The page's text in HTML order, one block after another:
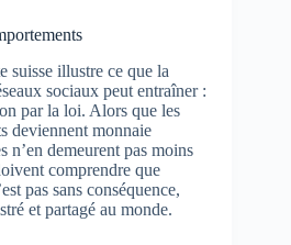
suisse illustre ce que la
sociaux peut entraîner :
par la loi. Alors que les
deviennent monnaie
n’en demeurent pas moins
comprendre que
pas sans conséquence,
et partagé au monde.